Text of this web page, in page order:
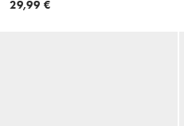
29,99 €